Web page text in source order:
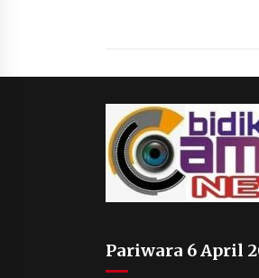
Pariwara 6 April